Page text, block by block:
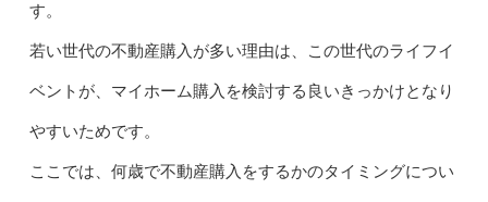
す。
若い世代の不動産購入が多い理由は、この世代のライフイ
ベントが、マイホーム購入を検討する良いきっかけとなり
やすいためです。
ここでは、何歳で不動産購入をするかのタイミングについ